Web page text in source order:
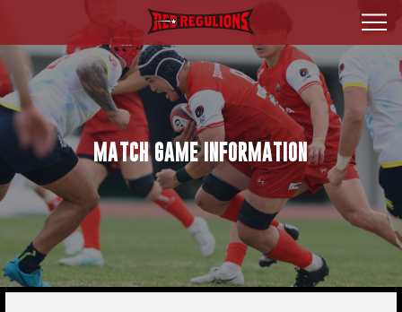
MATCH GAME INFORMATION